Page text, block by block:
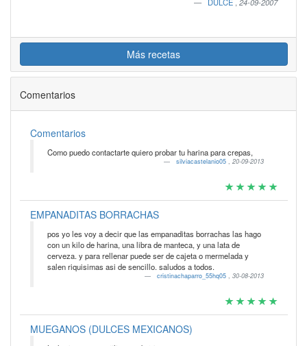
Más recetas
Comentarios
Comentarios
Como puedo contactarte quiero probar tu harina para crepas,
silviacastelanio05 , 20-09-2013
EMPANADITAS BORRACHAS
pos yo les voy a decir que las empanaditas borrachas las hago
con un kilo de harina, una libra de manteca, y una lata de
cerveza. y para rellenar puede ser de cajeta o mermelada y
salen riquisimas asi de sencillo. saludos a todos.
cristinachaparro_55hq05 , 30-08-2013
MUEGANOS (DULCES MEXICANOS)